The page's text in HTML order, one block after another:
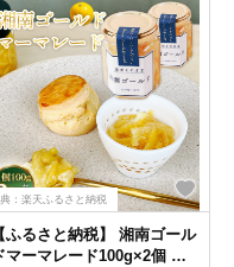
：楽天ふるさと納税
【ふるさと納税】 湘南ゴール
マーマレード100g×2個 ／